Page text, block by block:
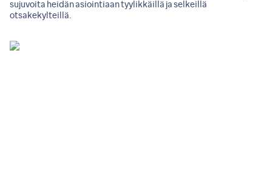
sujuvoita heidän asiointiaan tyylikkäillä ja selkeillä
otsakekylteillä.